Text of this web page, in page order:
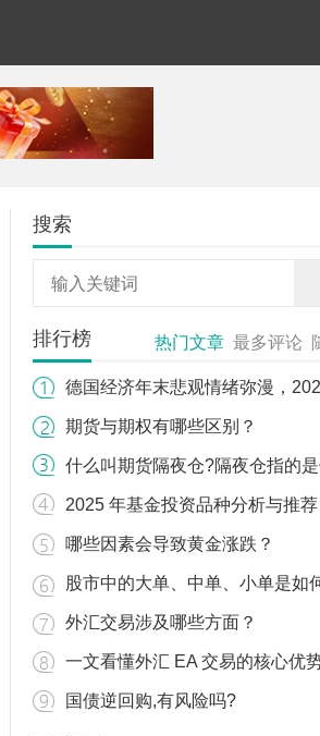
搜索
排行榜 热门文章 最多评论
期货与期权有哪些区别？
2025 年基金投资品种分析与推荐
哪些因素会导致黄金涨跌？
外汇交易涉及哪些方面？
一文看懂外汇 EA 交易的核心优
国债逆回购,有风险吗?